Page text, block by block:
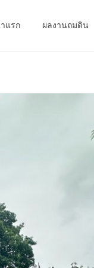
แรก ผลงานถมดิน